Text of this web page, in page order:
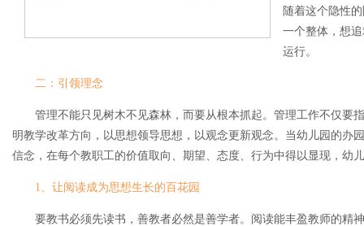
随着这个隐性
一个整体，想
运行。
二：引领理念
管理不能只见树木不见森林，而要从根本抓起。管理工作不仅要
明教学改革方向，以思想领导思想，以观念更新观念。当幼儿园的办
信念，在每个教职工的价值取向、期望、态度、行为中得以显现，幼
1、让阅读成为思想生长的百花园
要教书必须先读书，善教者必然是善学者。阅读能丰盈教师的精